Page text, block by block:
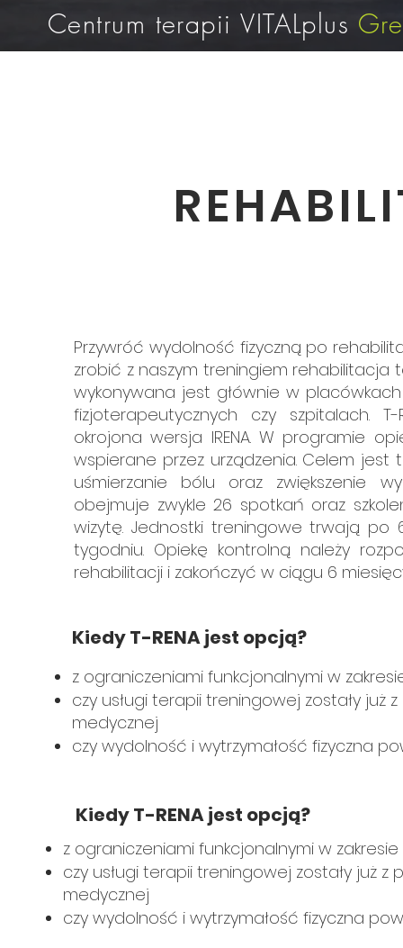
Centrum terapii VITALplus
Przywróć wydolność fizyczną po
zrobić z naszym treningiem rehabilitacja
wykonywana jest głównie w
fizjoterapeutycznych czy szpitalach.
okrojona wersja IRENA. W programie
wspierane przez urządzenia. Celem jest
uśmierzanie bólu oraz zwiększenie
obejmuje zwykle 26 spotkań oraz
wizytę. Jednostki treningowe trwają
tygodniu. Opiekę kontrolną należy
rehabilitacji i zakończyć w ciągu 6
Kiedy T-RENA jest opcją?
z ograniczeniami funkcjonalnymi w
czy usługi terapii treningowej zostały
medycznej
czy wydolność i wytrzymałość fizyczna
Kiedy T-RENA jest opcją?
z ograniczeniami funkcjonalnymi w
czy usługi terapii treningowej zostały już
medycznej
czy wydolność i wytrzymałość fizyczna